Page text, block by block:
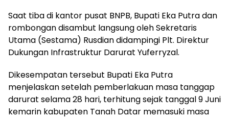
Saat tiba di kantor pusat BNPB, Bupati Eka Putra dan
rombongan disambut langsung oleh Sekretaris
Utama (Sestama) Rusdian didampingi Plt. Direktur
Dukungan Infrastruktur Darurat Yuferryzal.
Dikesempatan tersebut Bupati Eka Putra
menjelaskan setelah pemberlakuan masa tanggap
darurat selama 28 hari, terhitung sejak tanggal 9 Juni
kemarin kabupaten Tanah Datar memasuki masa